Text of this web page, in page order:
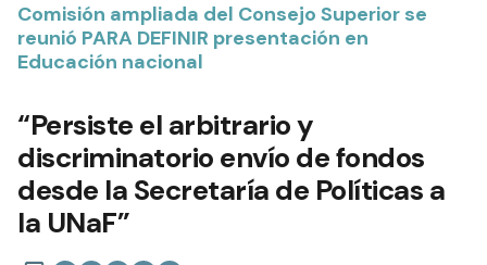
Comisión ampliada del Consejo Superior se
reunió PARA DEFINIR presentación en
Educación nacional
“Persiste el arbitrario y
discriminatorio envío de fondos
desde la Secretaría de Políticas a
la UNaF”